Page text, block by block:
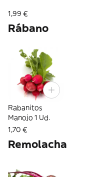
1,99 €
Rábano
Rabanitos
Manojo 1 Ud.
1,70 €
Remolacha